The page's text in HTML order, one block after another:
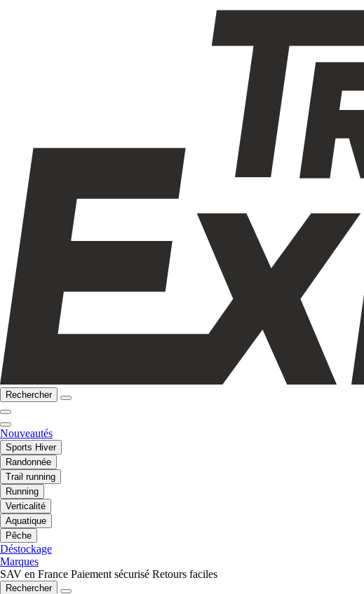
Rechercher
Nouveautés
Sports Hiver
Randonnée
Trail running
Running
Verticalité
Aquatique
Pêche
Déstockage
Marques
SAV en France Paiement sécurisé Retours faciles
Rechercher